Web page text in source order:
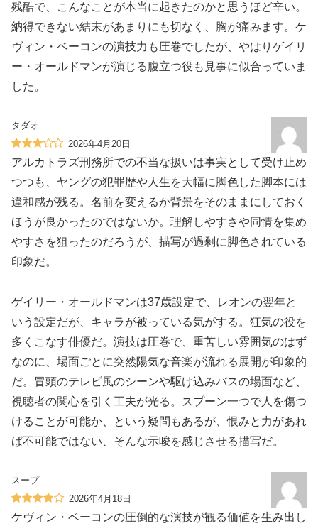
残酷で、こんなことが本当に起きたのかと思うほど辛い。
納得できない結末があまりにも切なく、胸が痛みます。ケ
ヴィン・ベーコンの演技力も圧巻でしたが、やはりゲイリ
ー・オールドマンが演じる腹立つ役も見事に似合っていま
した。
タダオ
2026年4月20日
アルカトラズ刑務所での不当な扱いは事実として受け止め
つつも、ヤングの犯罪歴や人生を大幅に脚色した脚本には
違和感が残る。名前を変えるか背景をそのままにしておく
ほうが良かったのではないか。理解しやすさや同情を集め
やすさを狙ったのだろうが、描写が過剰に脚色されている
印象だ。
ゲイリー・オールドマンは37歳設定で、レオンの翌年と
いう設定だが、キャラが被っている気がする。狂気の役を
多くこなす俳優だ。演技は圧巻で、重苦しい雰囲気のはず
なのに、場面ごとに突然陽気な音楽が流れる展開が印象的
だ。冒頭のテレビ風のシーンや駆け込みバスの場面など、
視聴者の関心を引く工夫が光る。スプーン一つで人を傷つ
けることが可能か、という疑問もあるが、恨みと力があれ
ば不可能ではない、そんな示唆を感じさせる描写だ。
スープ
2026年4月18日
ケヴィン・ベーコンの圧倒的な演技が観る価値を生み出し